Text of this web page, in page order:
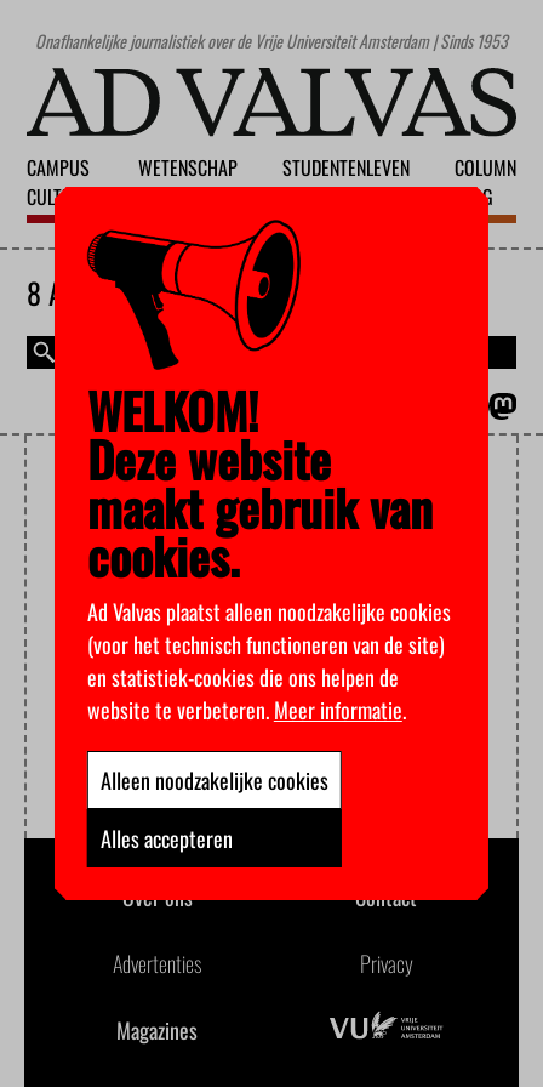
Onafhankelijke journalistiek over de Vrije Universiteit Amsterdam | Sinds 1953
CAMPUS
CULTUUR
WETENSCHAP
STUDENTENLEVEN
COLUMN
BLOG
8 AUGUSTUS 2026
DIGITAAL SERVICEPLEIN
Over ons Contact
Advertenties Privacy
Magazines
WELKOM!
Deze website
maakt gebruik van
cookies.
Ad Valvas plaatst alleen noodzakelijke cookies
(voor het technisch functioneren van de site)
en statistiek-cookies die ons helpen de
website te verbeteren.Meer informatie.
Alleen noodzakelijke cookies
Alles accepteren